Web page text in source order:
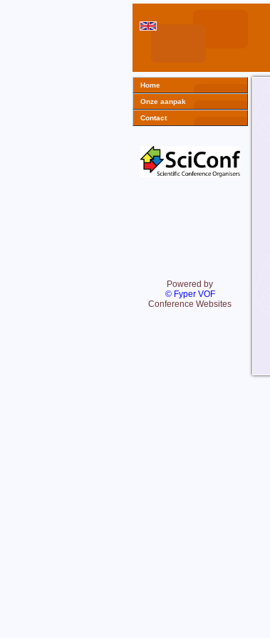
Home
Onze aanpak
Contact
Powered by
© Fyper VOF
Conference Websites